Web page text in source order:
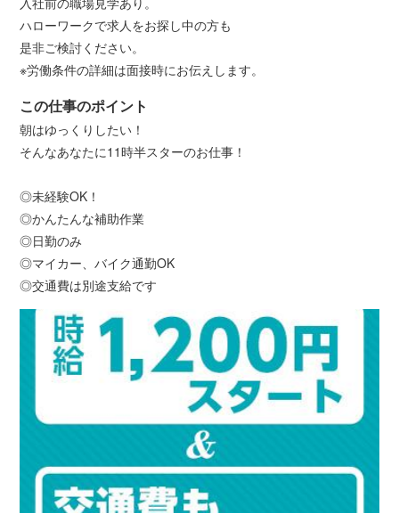
ハローワークで求人をお探し中の方も
是非ご検討ください。
※労働条件の詳細は面接時にお伝えします。
この仕事のポイント
朝はゆっくりしたい！
そんなあなたに11時半スターのお仕事！
◎未経験OK！
◎かんたんな補助作業
◎日勤のみ
◎マイカー、バイク通勤OK
◎交通費は別途支給です